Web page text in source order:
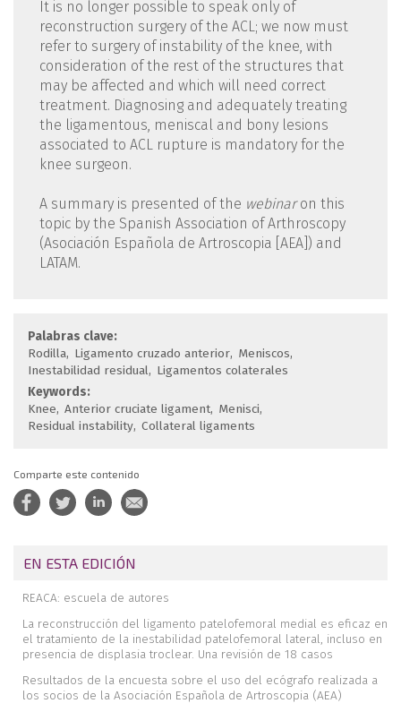
It is no longer possible to speak only of
reconstruction surgery of the ACL; we now must
refer to surgery of instability of the knee, with
consideration of the rest of the structures that
may be affected and which will need correct
treatment. Diagnosing and adequately treating
the ligamentous, meniscal and bony lesions
associated to ACL rupture is mandatory for the
knee surgeon.
A summary is presented of the webinaron this
topic by the Spanish Association of Arthroscopy
(Asociación Española de Artroscopia [AEA]) and
LATAM.
Palabras clave:
Rodilla Ligamento cruzado anterior Meniscos
Inestabilidad residual
Ligamentos colaterales
Keywords:
Knee Anterior cruciate ligament Menisci
Residual instability Collateral ligaments
Comparte este contenido
EN ESTA EDICIÓN
REACA: escuela de autores
La reconstrucción del ligamento patelofemoral medial es eficaz en
el tratamiento de la inestabilidad patelofemoral lateral, incluso en
presencia de displasia troclear. Una revisión de 18 casos
Resultados de la encuesta sobre el uso del ecógrafo realizada a
los socios de la Asociación Española de Artroscopia (AEA)